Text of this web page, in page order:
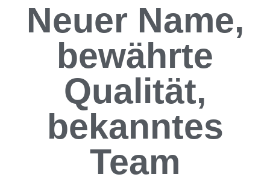
Neuer Name,
bewährte
Qualität,
bekanntes
Team